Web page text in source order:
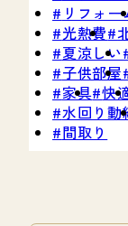
リフォー
光熱費
夏涼しい
子供部屋
家具 快
水回り動
間取り